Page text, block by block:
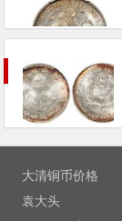
大清铜币价格
袁大头